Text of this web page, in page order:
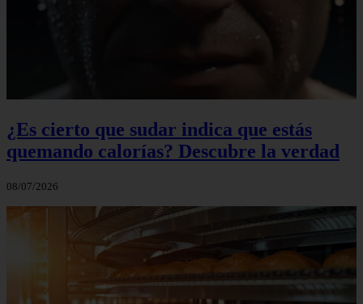
¿Es cierto que sudar indica que estás
quemando calorías? Descubre la verdad
08/07/2026